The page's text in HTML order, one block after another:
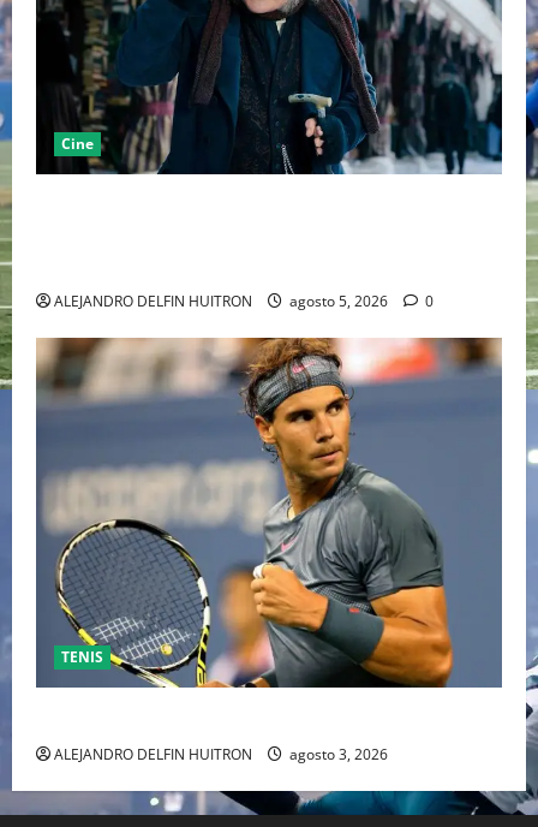
Cine
ALEJANDRO DELFIN HUITRON agosto 5, 2026 0
TENIS
ALEJANDRO DELFIN HUITRON agosto 3, 2026